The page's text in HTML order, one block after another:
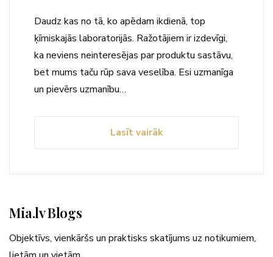
Daudz kas no tā, ko apēdam ikdienā, top
ķīmiskajās laboratorijās. Ražotājiem ir izdevīgi,
ka neviens neinteresējas par produktu sastāvu,
bet mums taču rūp sava veselība. Esi uzmanīga
un pievērs uzmanību…
Lasīt vairāk
Mia.lv Blogs
Objektīvs, vienkāršs un praktisks skatījums uz notikumiem,